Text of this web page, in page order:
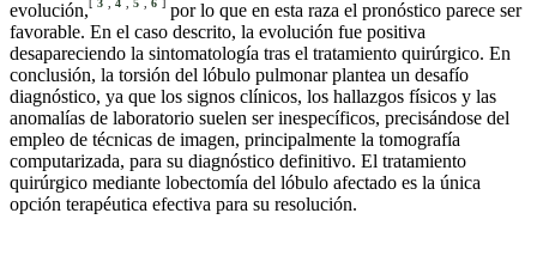
evolución,
por lo que en esta raza el pronóstico parece ser
favorable. En el caso descrito, la evolución fue positiva
desapareciendo la sintomatología tras el tratamiento quirúrgico. En
conclusión, la torsión del lóbulo pulmonar plantea un desafío
diagnóstico, ya que los signos clínicos, los hallazgos físicos y las
anomalías de laboratorio suelen ser inespecíficos, precisándose del
empleo de técnicas de imagen, principalmente la tomografía
computarizada, para su diagnóstico definitivo. El tratamiento
quirúrgico mediante lobectomía del lóbulo afectado es la única
opción terapéutica efectiva para su resolución.